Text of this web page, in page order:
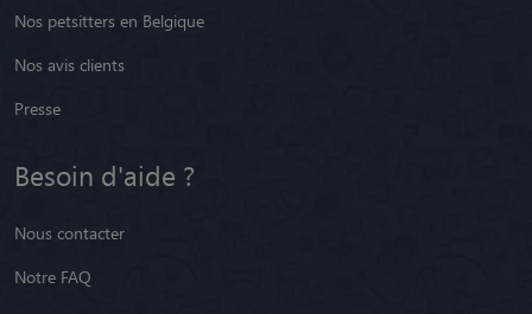
Nos petsitters en Belgique
Nos avis clients
Presse
Besoin d'aide ?
Nous contacter
Notre FAQ